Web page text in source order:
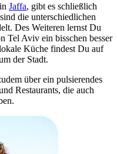
Jaffa, gibt es schließlich
die unterschiedlichen
Des Weiteren lernst Du
Tel Aviv ein bisschen besser
Küche findest Du auf
der Stadt.
über ein pulsierendes
Restaurants, die auch